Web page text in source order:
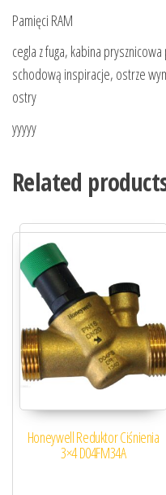
Pamięci RAM
cegla z fuga, kabina
schodową inspiracje, ostrze
ostry
yyyyy
Related
Honeywell Reduktor Ciśnienia
3×4 D04FM34A